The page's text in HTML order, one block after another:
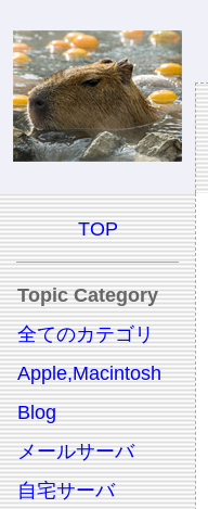
TOP
Topic Category
全てのカテゴリ
Apple,Macintosh
Blog
メールサーバ
自宅サーバ